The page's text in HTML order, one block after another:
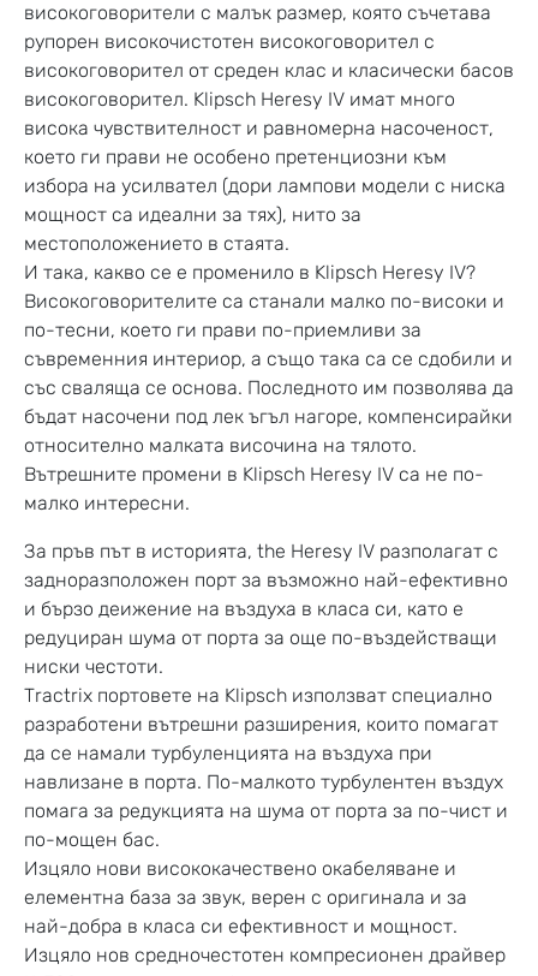
високоговорители с малък размер, която съчетава
рупорен високочистотен високоговорител с
високоговорител от среден клас и класически басов
високоговорител. Klipsch Heresy IV имат много
висока чувствителност и равномерна насоченост,
което ги прави не особено претенциозни към
избора на усилвател (дори лампови модели с ниска
мощност са идеални за тях), нито за
местоположението в стаята.
И така, какво се е променило в Klipsch Heresy IV?
Високоговорителите са станали малко по-високи и
по-тесни, което ги прави по-приемливи за
съвременния интериор, а също така са се сдобили и
със сваляща се основа. Последното им позволява да
бъдат насочени под лек ъгъл нагоре, компенсирайки
относително малката височина на тялото.
Вътрешните промени в Klipsch Heresy IV са не по-
малко интересни.
За пръв път в историята, the Heresy IV разполагат с
задноразположен порт за възможно най-ефективно
и бързо деижение на въздуха в класа си, като е
редуциран шума от порта за още по-въздействащи
ниски честоти.
Tractrix портовете на Klipsch използват специално
разработени вътрешни разширения, които помагат
да се намали турбуленцията на въздуха при
навлизане в порта. По-малкото турбулентен въздух
помага за редукцията на шума от порта за по-чист и
по-мощен бас.
Изцяло нови висококачествено окабеляване и
елементна база за звук, верен с оригинала и за
най-добра в класа си ефективност и мощност.
Изцяло нов средночестотен компресионен драйвер